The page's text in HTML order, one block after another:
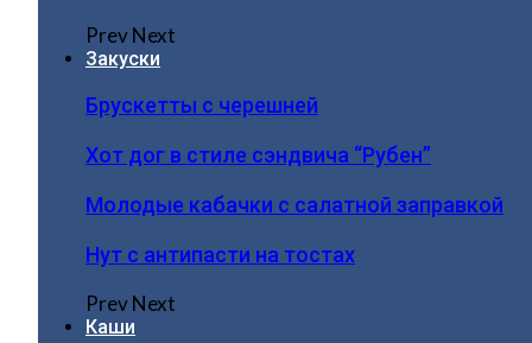
PrevNext
Закуски
Брускетты с черешней
Хот дог в стиле сэндвича “Рубен”
Молодые кабачки с салатной заправкой
Нут с антипасти на тостах
PrevNext
Каши